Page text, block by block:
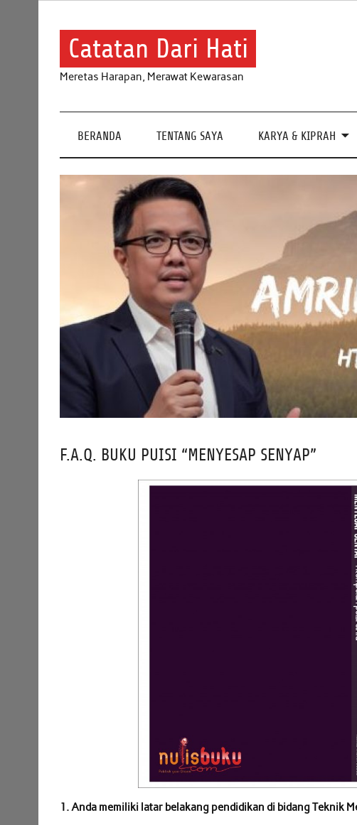
Catatan Dari Hati
Meretas Harapan, Merawat Kewarasan
BERANDA TENTANG SAYA KARYA & KIPRAH
F.A.Q. BUKU PUISI “MENYESAP SENYAP”
1. Anda memiliki latar belakang pendidikan di bidang Teknik